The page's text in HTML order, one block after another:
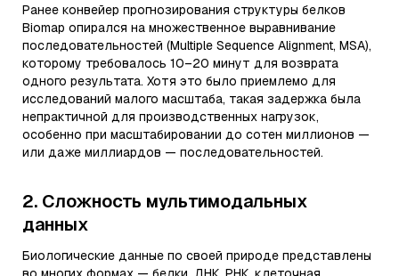
Ранее конвейер прогнозирования структуры белков
Biomap опирался на множественное выравнивание
последовательностей (Multiple Sequence Alignment, MSA),
которому требовалось 10–20 минут для возврата
одного результата. Хотя это было приемлемо для
исследований малого масштаба, такая задержка была
непрактичной для производственных нагрузок,
особенно при масштабировании до сотен миллионов —
или даже миллиардов — последовательностей.
2. Сложность мультимодальных
данных
Биологические данные по своей природе представлены